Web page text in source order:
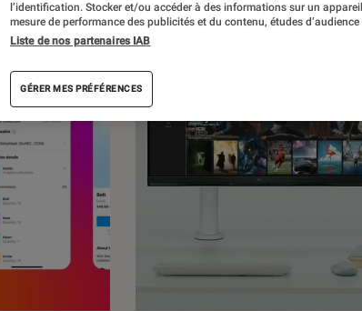
l’identification. Stocker et/ou accéder à des informations sur un
mesure de performance des publicités et du contenu, études
Liste de nos partenaires IAB
GÉRER MES PRÉFÉRENCES